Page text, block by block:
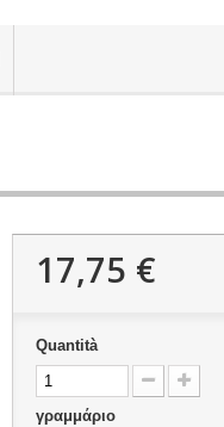
17,75 €
Quantità
γραμμάριο